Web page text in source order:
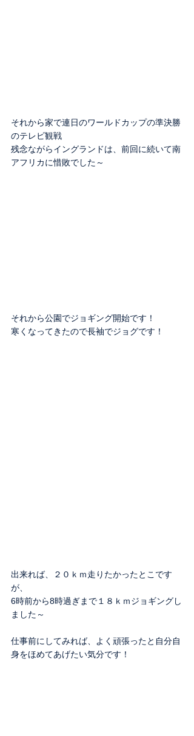
それから家で連日のワールドカップの準決勝
のテレビ観戦
残念ながらイングランドは、前回に続いて南
アフリカに惜敗でした～
それから公園でジョギング開始です！
寒くなってきたので長袖でジョグです！
出来れば、２０ｋｍ走りたかったとこです
が、
6時前から8時過ぎまで１８ｋｍジョギングし
ました～
仕事前にしてみれば、よく頑張ったと自分自
身をほめてあげたい気分です！